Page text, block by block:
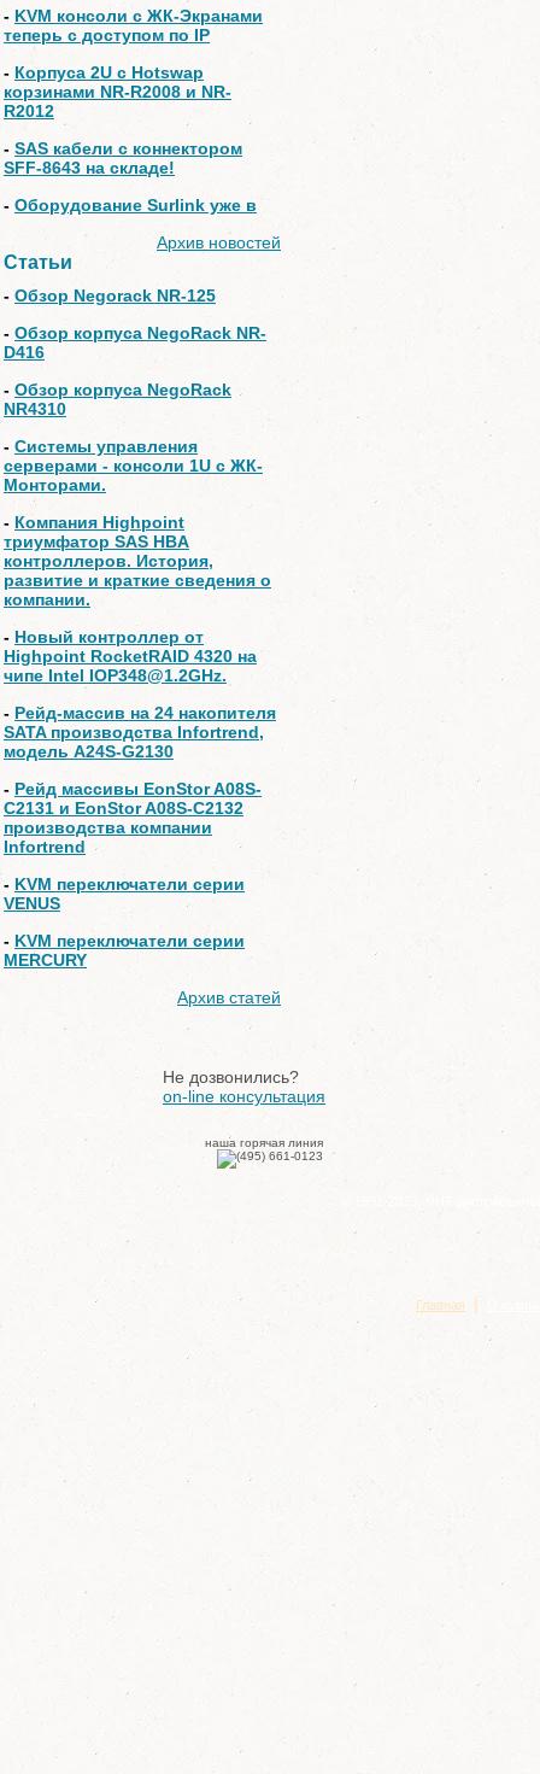
- KVM консоли с ЖК-Экранами
теперь с доступом по IP
- Корпуса 2U с Hotswap
корзинами NR-R2008 и NR-
R2012
- SAS кабели с коннектором
SFF-8643 на складе!
- Оборудование Surlink уже в
Архив новостей
Статьи
- Обзор Negorack NR-125
- Обзор корпуса NegoRack NR-
D416
- Обзор корпуса NegoRack
NR4310
- Системы управления
серверами - консоли 1U с ЖК-
Монторами.
- Компания Highpoint
триумфатор SAS HBA
контроллеров. История,
развитие и краткие сведения о
компании.
- Новый контроллер от
Highpoint RocketRAID 4320 на
чипе Intel IOP348@1.2GHz.
- Рейд-массив на 24 накопителя
SATA производства Infortrend,
модель A24S-G2130
- Рейд массивы EonStor A08S-
C2131 и EonStor A08S-C2132
производства компании
Infortrend
- KVM переключатели серии
VENUS
- KVM переключатели серии
MERCURY
Архив статей
Не дозвонились?
on-line консультация
наша горячая линия
Главная |